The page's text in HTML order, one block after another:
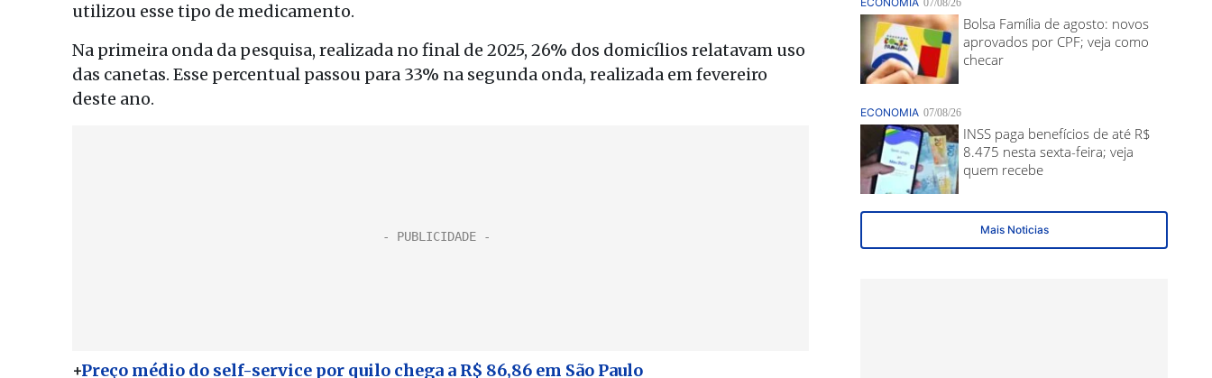
utilizou esse tipo de medicamento.
Na primeira onda da pesquisa, realizada no final de 2025, 26% dos domicílios relatavam uso
das canetas. Esse percentual passou para 33% na segunda onda, realizada em fevereiro
deste ano.
+Preço médio do self-service por quilo chega a R$ 86,86 em São Paulo